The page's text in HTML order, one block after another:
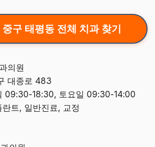
중구 태평동 전체 치과 찾기
의원
대종로 483
09:30-18:30, 토요일 09:30-14:00
트, 일반진료, 교정